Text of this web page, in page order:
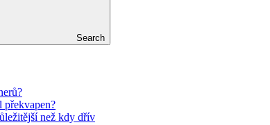
Search
překvapen?
než kdy dřív